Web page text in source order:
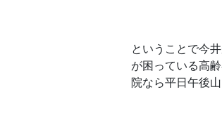
ということで今
が困っている高
院なら平日午後